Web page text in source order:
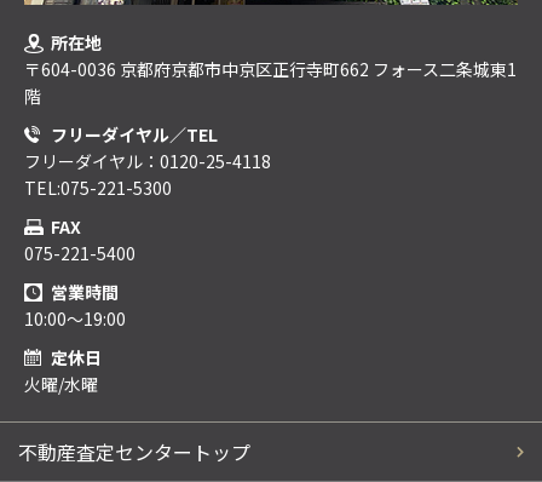
所在地
〒604-0036 京都府京都市中京区正行寺町662 フォース二条城東1
階
フリーダイヤル／TEL
フリーダイヤル：0120-25-4118
TEL:075-221-5300
FAX
075-221-5400
営業時間
10:00～19:00
定休日
火曜/水曜
不動産査定センタートップ